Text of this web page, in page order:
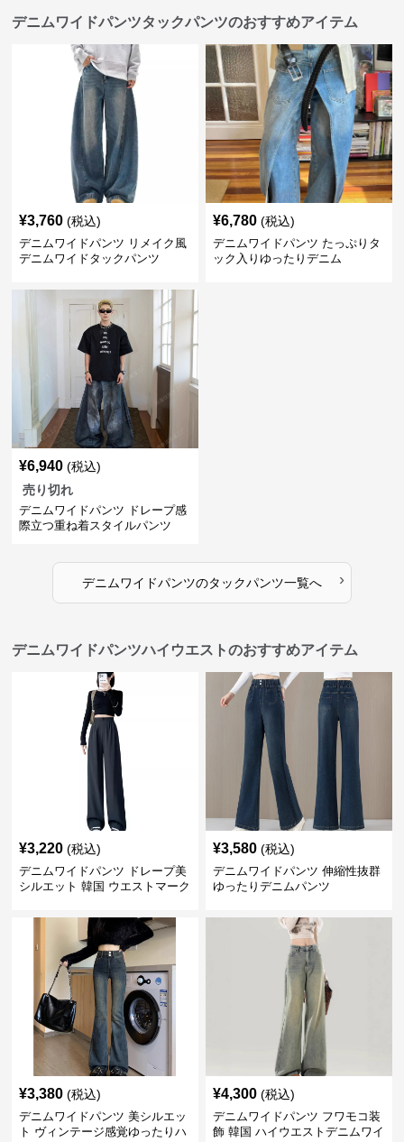
デニムワイドパンツタックパンツのおすすめアイテム
¥3,760 (税込)
デニムワイドパンツ リメイク風
デニムワイドタックパンツ
¥6,780 (税込)
デニムワイドパンツ たっぷりタ
ック入りゆったりデニム
¥6,940 (税込)
売り切れ
デニムワイドパンツ ドレープ感
際立つ重ね着スタイルパンツ
デニムワイドパンツのタックパンツ一覧へ ›
デニムワイドパンツハイウエストのおすすめアイテム
¥3,220 (税込)
デニムワイドパンツ ドレープ美
シルエット 韓国 ウエストマーク
¥3,580 (税込)
デニムワイドパンツ 伸縮性抜群
ゆったりデニムパンツ
¥3,380 (税込)
デニムワイドパンツ 美シルエッ
ト ヴィンテージ感覚ゆったりハ
¥4,300 (税込)
デニムワイドパンツ フワモコ装
飾 韓国 ハイウエストデニムワイ